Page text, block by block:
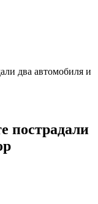
два автомобиля и
пострадали